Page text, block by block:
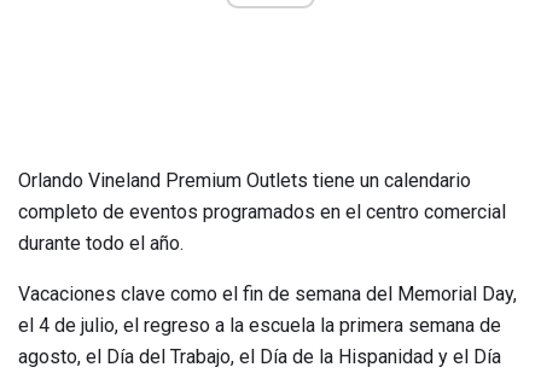
Orlando Vineland Premium Outlets tiene un calendario
completo de eventos programados en el centro comercial
durante todo el año.
Vacaciones clave como el fin de semana del Memorial Day,
el 4 de julio, el regreso a la escuela la primera semana de
agosto, el Día del Trabajo, el Día de la Hispanidad y el Día